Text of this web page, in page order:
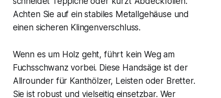
Achten Sie auf ein stabiles Metallgehäuse und
einen sicheren Klingenverschluss.
Wenn es um Holz geht, führt kein Weg am
Fuchsschwanz vorbei. Diese Handsäge ist der
Allrounder für Kanthölzer, Leisten oder Bretter.
Sie ist robust und vielseitig einsetzbar. Wer